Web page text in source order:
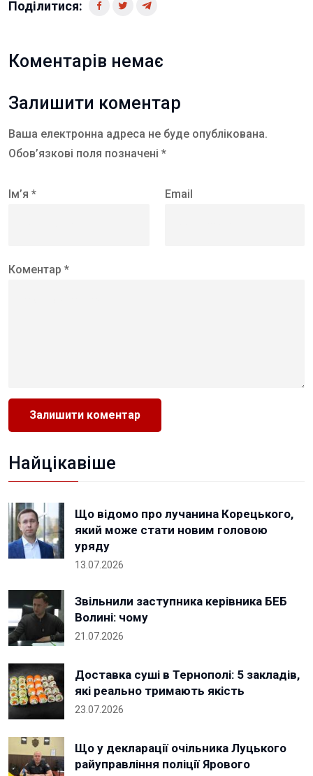
Поділитися:
Коментарів немає
Залишити коментар
Ваша електронна адреса не буде опублікована.
Обов’язкові поля позначені *
Ім’я * Email
Коментар *
Найцікавіше
Що відомо про лучанина Корецького,
який може стати новим головою
уряду
13.07.2026
Звільнили заступника керівника БЕБ
Волині: чому
21.07.2026
Доставка суші в Тернополі: 5 закладів,
які реально тримають якість
23.07.2026
Що у декларації очільника Луцького
райуправління поліції Ярового